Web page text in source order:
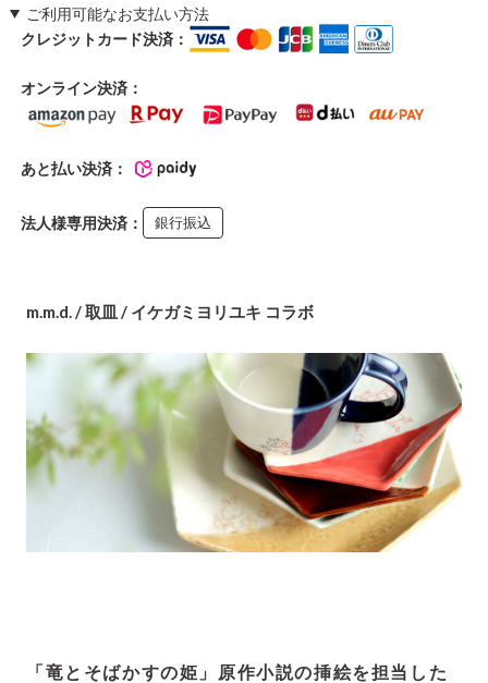
ご利用可能なお支払い方法
クレジットカード決済：
オンライン決済：
あと払い決済：
法人様専用決済： 銀行振込
m.m.d. / 取皿 / イケガミヨリユキ コラボ
「竜とそばかすの姫」原作小説の挿絵を担当した